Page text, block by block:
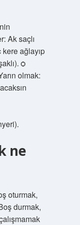
Ak saçlı
ağlayıp
ѻ
olmak:
ne
oturmak,
durmak,